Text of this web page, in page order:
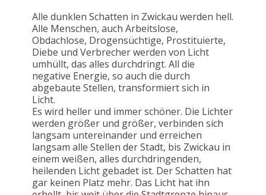
Alle dunklen Schatten in Zwickau werden hell.
Alle Menschen, auch Arbeitslose,
Obdachlose, Drogensüchtige, Prostituierte,
Diebe und Verbrecher werden von Licht
umhüllt, das alles durchdringt. All die
negative Energie, so auch die durch
abgebaute Stellen, transformiert sich in
Licht.
Es wird heller und immer schöner. Die Lichter
werden größer und größer, verbinden sich
langsam untereinander und erreichen
langsam alle Stellen der Stadt, bis Zwickau in
einem weißen, alles durchdringenden,
heilenden Licht gebadet ist. Der Schatten hat
gar keinen Platz mehr. Das Licht hat ihn